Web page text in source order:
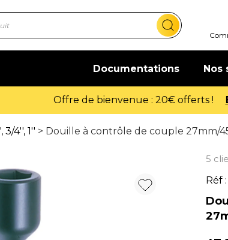
Documentations Nos
Offre de bienvenue : 20€ offerts ! En
3/4'', 1'' > Douille à contrôle de couple 27mm/
5
Réf :